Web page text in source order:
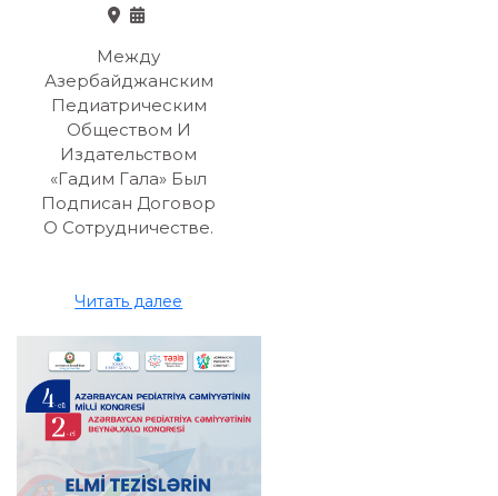
Между
Азербайджанским
Педиатрическим
Обществом И
Издательством
«Гадим Гала» Был
Подписан Договор
О Сотрудничестве.
Читать далее